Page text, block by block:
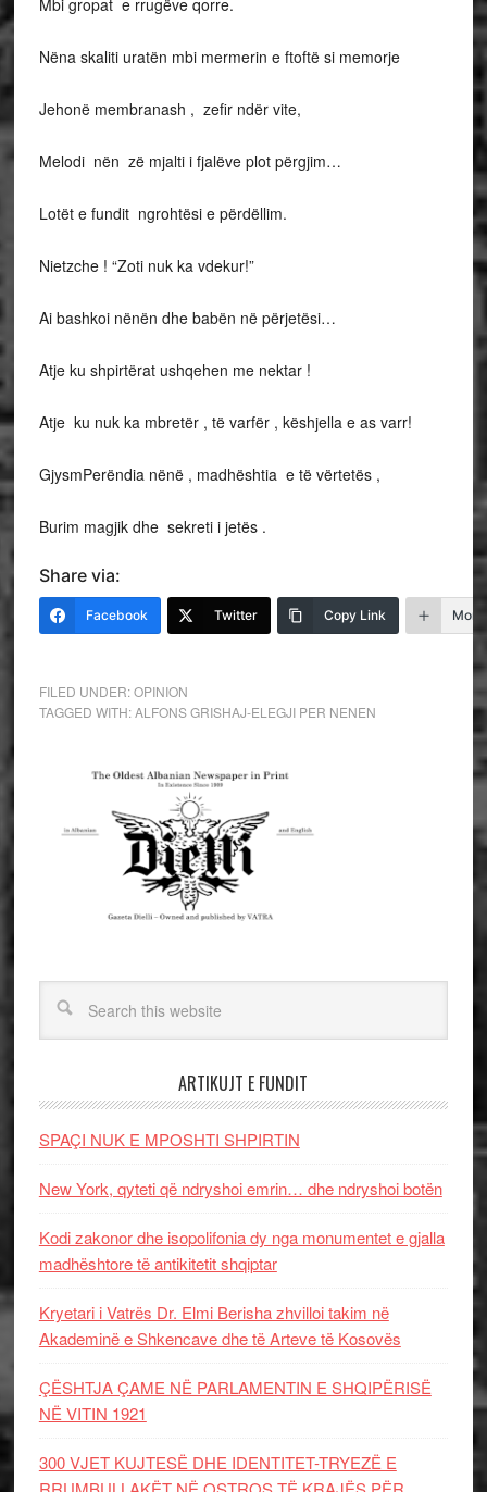
Nëna skaliti uratën mbi mermerin e ftoftë si memorje
Jehonë membranash , zefir ndër vite,
Melodi nën zë mjalti i fjalëve plot përgjim…
Lotët e fundit ngrohtësi e përdëllim.
Nietzche ! “Zoti nuk ka vdekur!”
Ai bashkoi nënën dhe babën në përjetësi…
Atje ku shpirtërat ushqehen me nektar !
Atje ku nuk ka mbretër , të varfër , këshjella e as varr!
GjysmPerëndia nënë , madhështia e të vërtetës ,
Burim magjik dhe sekreti i jetës .
Share via:
Facebook Twitter Copy Link More
FILED UNDER:OPINION
TAGGED WITH:ALFONS GRISHAJ-ELEGJI PER NENEN
ARTIKUJT E FUNDIT
SPAÇI NUK E MPOSHTI SHPIRTIN
New York, qyteti që ndryshoi emrin… dhe ndryshoi botën
Kodi zakonor dhe isopolifonia dy nga monumentet e gjalla
madhështore të antikitetit shqiptar
Kryetari i Vatrës Dr. Elmi Berisha zhvilloi takim në
Akademinë e Shkencave dhe të Arteve të Kosovës
ÇËSHTJA ÇAME NË PARLAMENTIN E SHQIPËRISË
NË VITIN 1921
300 VJET KUJTESË DHE IDENTITET-TRYEZË E